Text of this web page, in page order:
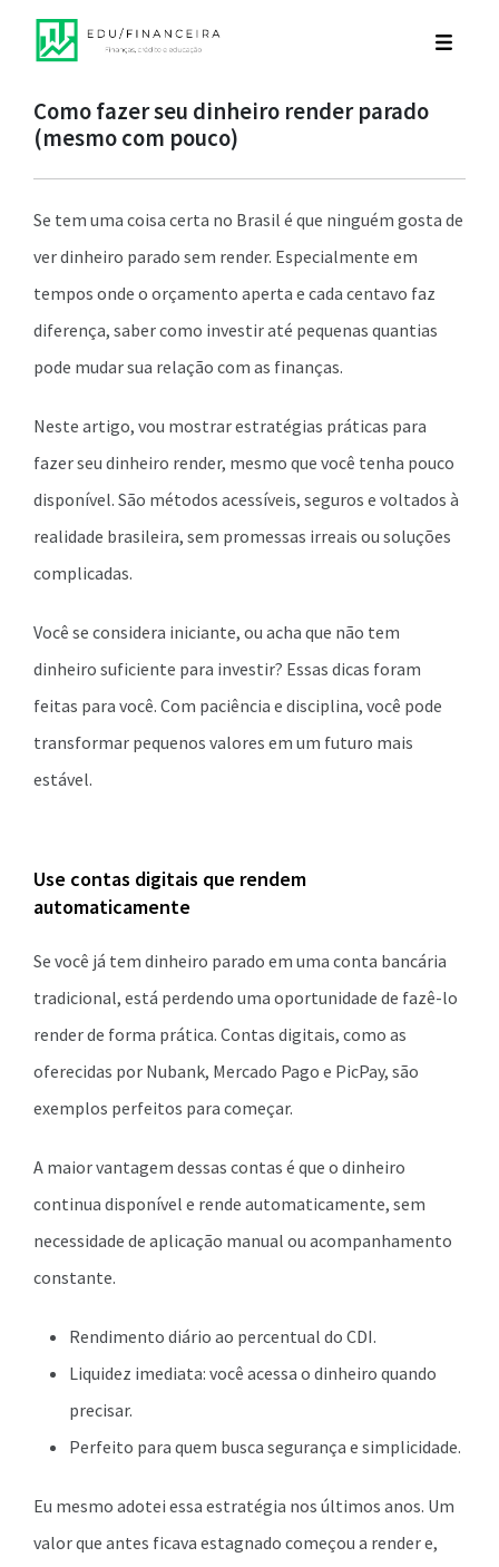
Como fazer seu dinheiro render parado
(mesmo com pouco)
Se tem uma coisa certa no Brasil é que ninguém gosta de
ver dinheiro parado sem render. Especialmente em
tempos onde o orçamento aperta e cada centavo faz
diferença, saber como investir até pequenas quantias
pode mudar sua relação com as finanças.
Neste artigo, vou mostrar estratégias práticas para
fazer seu dinheiro render, mesmo que você tenha pouco
disponível. São métodos acessíveis, seguros e voltados à
realidade brasileira, sem promessas irreais ou soluções
complicadas.
Você se considera iniciante, ou acha que não tem
dinheiro suficiente para investir? Essas dicas foram
feitas para você. Com paciência e disciplina, você pode
transformar pequenos valores em um futuro mais
estável.
Use contas digitais que rendem
automaticamente
Se você já tem dinheiro parado em uma conta bancária
tradicional, está perdendo uma oportunidade de fazê-lo
render de forma prática. Contas digitais, como as
oferecidas por Nubank, Mercado Pago e PicPay, são
exemplos perfeitos para começar.
A maior vantagem dessas contas é que o dinheiro
continua disponível e rende automaticamente, sem
necessidade de aplicação manual ou acompanhamento
constante.
Rendimento diário ao percentual do CDI.
Liquidez imediata: você acessa o dinheiro quando
precisar.
Perfeito para quem busca segurança e simplicidade.
Eu mesmo adotei essa estratégia nos últimos anos. Um
valor que antes ficava estagnado começou a render e,